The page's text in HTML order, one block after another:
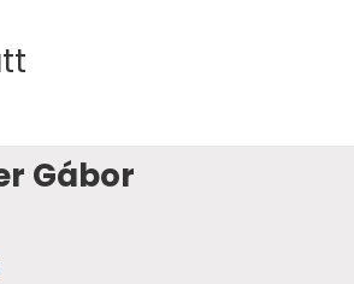
Gábor